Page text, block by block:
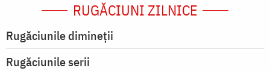
RUGĂCIUNI ZILNICE
Rugăciunile dimineții
Rugăciunile serii